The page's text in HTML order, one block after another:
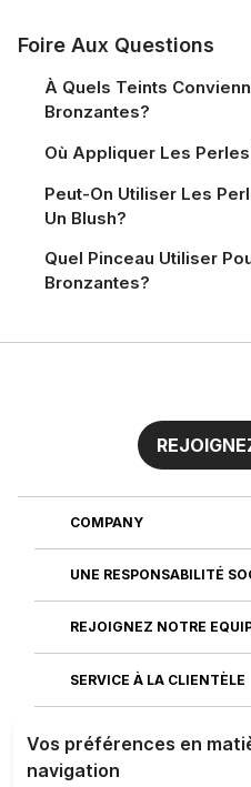
Foire Aux Questions
À Quels Teints
Bronzantes?
Où Appliquer Les
Peut-On Utiliser Les
Un Blush?
Quel Pinceau Utiliser
Bronzantes?
COMPANY
UNE RESPONSABILITÉ
REJOIGNEZ NOTRE
SERVICE À LA CLIENTÈLE